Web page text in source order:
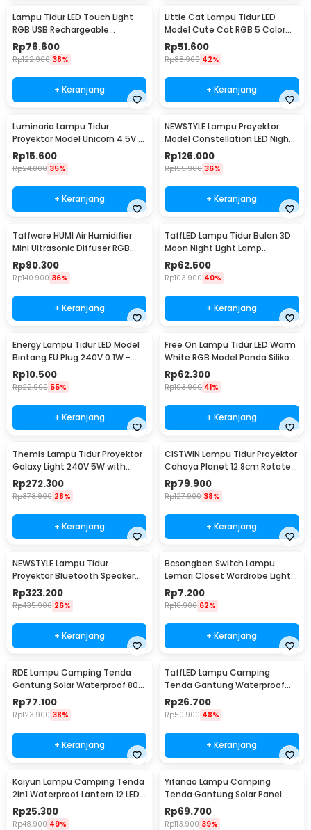
Lampu Tidur LED Touch Light
RGB USB Rechargeable
1500mAh 5V 3W - F8-1
Rp76.600
Rp122.900 38%
+ Keranjang
Little Cat Lampu Tidur LED
Model Cute Cat RGB 5 Color
0.3W 4.5V - LJC-124
Rp51.600
Rp88.900 42%
+ Keranjang
Luminaria Lampu Tidur
Proyektor Model Unicorn 4.5V -
GP-ZS0
Rp15.600
Rp24.000 35%
+ Keranjang
NEWSTYLE Lampu Proyektor
Model Constellation LED Night
Light 3W 5V - NL-USB
Rp126.000
Rp195.900 36%
+ Keranjang
Taffware HUMI Air Humidifier
Mini Ultrasonic Diffuser RGB
500ml Remote - 2467
Rp90.300
Rp140.900 36%
+ Keranjang
TaffLED Lampu Tidur Bulan 3D
Moon Night Light Lamp
Rechargeable 12cm - ROX-05
Rp62.500
Rp103.900 40%
+ Keranjang
Energy Lampu Tidur LED Model
Bintang EU Plug 240V 0.1W -
EN-NL-8
Rp10.500
Rp22.900 55%
+ Keranjang
Free On Lampu Tidur LED Warm
White RGB Model Panda Silikon
Lamp 1.5W - ZH-121
Rp62.300
Rp103.900 41%
+ Keranjang
Themis Lampu Tidur Proyektor
Galaxy Light 240V 5W with
Remote Control - HR-A1
Rp272.300
Rp373.900 28%
+ Keranjang
CISTWIN Lampu Tidur Proyektor
Cahaya Planet 12.8cm Rotate
with 6 Film - PT-521
Rp79.900
Rp127.900 38%
+ Keranjang
NEWSTYLE Lampu Tidur
Proyektor Bluetooth Speaker
220V with Remote - GX-334
Rp323.200
Rp435.900 26%
+ Keranjang
Bcsongben Switch Lampu
Lemari Closet Wardrobe Light
Automatic Switch - YGKG1
Rp7.200
Rp18.900 62%
+ Keranjang
RDE Lampu Camping Tenda
Gantung Solar Waterproof 800
Lumens 2400mAh - HS-V65
Rp77.100
Rp123.900 38%
+ Keranjang
TaffLED Lampu Camping
Tenda Gantung Waterproof
150 Lumens 800mAh - 511
Rp26.700
Rp50.900 48%
+ Keranjang
Kaiyun Lampu Camping Tenda
2in1 Waterproof Lantern 12 LED -
9789
Rp25.300
Rp48.900 49%
Yifanao Lampu Camping
Tenda Gantung Solar Panel
Waterproof IPX6 280W - G13
Rp69.700
Rp113.900 39%